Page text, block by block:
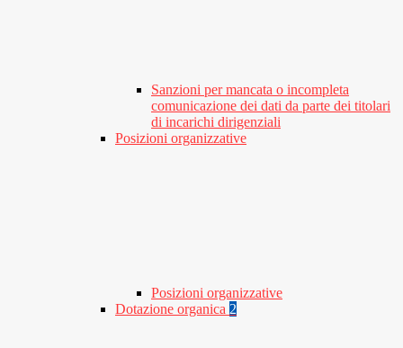
Sanzioni per mancata o incompleta
comunicazione dei dati da parte dei titolari
di incarichi dirigenziali
Posizioni organizzative
Posizioni organizzative
Dotazione organica 2